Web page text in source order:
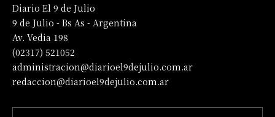
Diario El 9 de Julio
9 de Julio - Bs As - Argentina
Av. Vedia 198
(02317) 521052
administracion@diarioel9dejulio.com.ar
redaccion@diarioel9dejulio.com.ar